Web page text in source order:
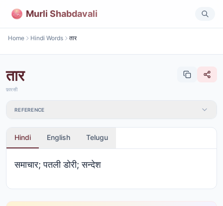
Murli Shabdavali
Home Hindi Words तार
तार
फ़ारसी
REFERENCE
Hindi English Telugu
समाचार; पतली डोरी; सन्देश